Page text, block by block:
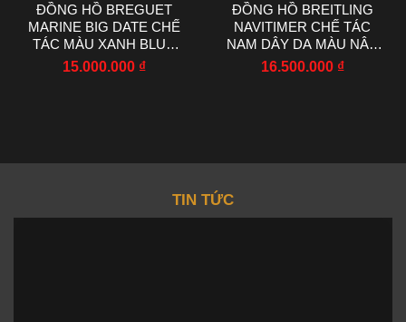
ĐỒNG HỒ BREGUET
MARINE BIG DATE CHẾ
TÁC MÀU XANH BLUE
NHÀ MÁY HG 39MM
15.000.000 ₫
ĐỒNG HỒ BREITLING
NAVITIMER CHẾ TÁC
NAM DÂY DA MÀU NÂU
NHÀ MÁY EF 43MM
16.500.000 ₫
TIN TỨC